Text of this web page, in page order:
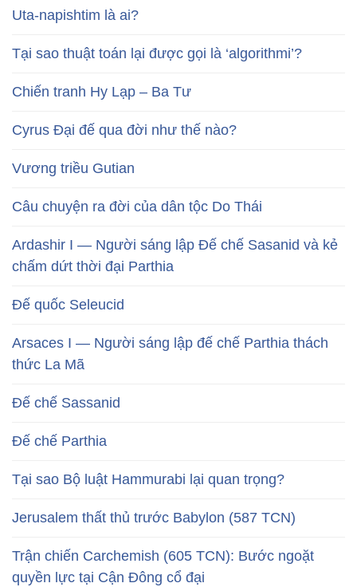
Uta-napishtim là ai?
Tại sao thuật toán lại được gọi là ‘algorithmi’?
Chiến tranh Hy Lạp – Ba Tư
Cyrus Đại đế qua đời như thế nào?
Vương triều Gutian
Câu chuyện ra đời của dân tộc Do Thái
Ardashir I — Người sáng lập Đế chế Sasanid và kẻ
chấm dứt thời đại Parthia
Đế quốc Seleucid
Arsaces I — Người sáng lập đế chế Parthia thách
thức La Mã
Đế chế Sassanid
Đế chế Parthia
Tại sao Bộ luật Hammurabi lại quan trọng?
Jerusalem thất thủ trước Babylon (587 TCN)
Trận chiến Carchemish (605 TCN): Bước ngoặt
quyền lực tại Cận Đông cổ đại